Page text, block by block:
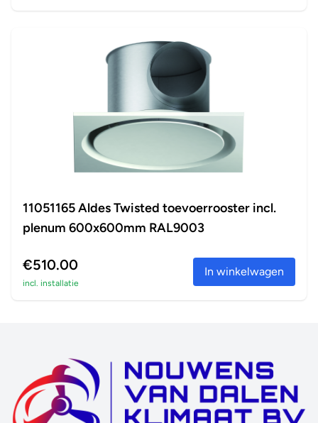
11051165 Aldes Twisted toevoerrooster incl.
plenum 600x600mm RAL9003
€510.00
incl. installatie
In winkelwagen